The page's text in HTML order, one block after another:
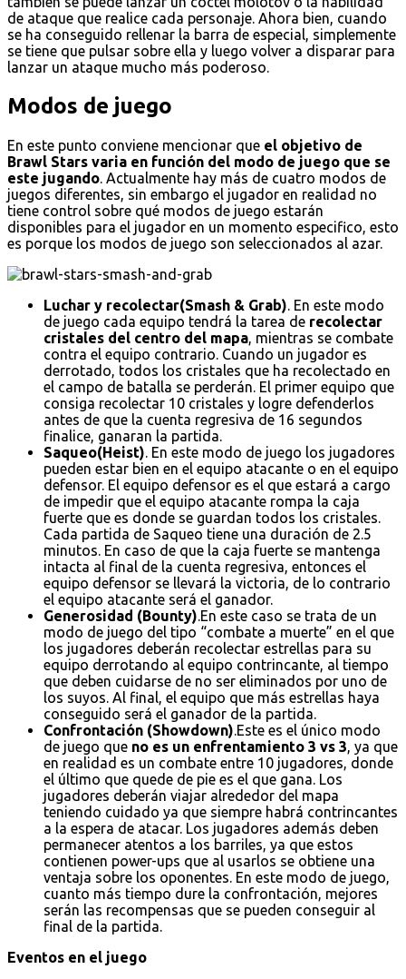
de ataque que realice cada personaje. Ahora bien, cuando
se ha conseguido rellenar la barra de especial, simplemente
se tiene que pulsar sobre ella y luego volver a disparar para
lanzar un ataque mucho más poderoso.
Modos de juego
En este punto conviene mencionar que el objetivo de
Brawl Stars varia en función del modo de juego que se
este jugando. Actualmente hay más de cuatro modos de
juegos diferentes, sin embargo el jugador en realidad no
tiene control sobre qué modos de juego estarán
disponibles para el jugador en un momento especifico, esto
es porque los modos de juego son seleccionados al azar.
Luchar y recolectar(Smash & Grab). En este modo
de juego cada equipo tendrá la tarea de recolectar
cristales del centro del mapa, mientras se combate
contra el equipo contrario. Cuando un jugador es
derrotado, todos los cristales que ha recolectado en
el campo de batalla se perderán. El primer equipo que
consiga recolectar 10 cristales y logre defenderlos
antes de que la cuenta regresiva de 16 segundos
finalice, ganaran la partida.
Saqueo(Heist). En este modo de juego los jugadores
pueden estar bien en el equipo atacante o en el equipo
defensor. El equipo defensor es el que estará a cargo
de impedir que el equipo atacante rompa la caja
fuerte que es donde se guardan todos los cristales.
Cada partida de Saqueo tiene una duración de 2.5
minutos. En caso de que la caja fuerte se mantenga
intacta al final de la cuenta regresiva, entonces el
equipo defensor se llevará la victoria, de lo contrario
el equipo atacante será el ganador.
Generosidad (Bounty).En este caso se trata de un
modo de juego del tipo “combate a muerte” en el que
los jugadores deberán recolectar estrellas para su
equipo derrotando al equipo contrincante, al tiempo
que deben cuidarse de no ser eliminados por uno de
los suyos. Al final, el equipo que más estrellas haya
conseguido será el ganador de la partida.
Confrontación (Showdown).Este es el único modo
de juego que no es un enfrentamiento 3 vs 3, ya que
en realidad es un combate entre 10 jugadores, donde
el último que quede de pie es el que gana. Los
jugadores deberán viajar alrededor del mapa
teniendo cuidado ya que siempre habrá contrincantes
a la espera de atacar. Los jugadores además deben
permanecer atentos a los barriles, ya que estos
contienen power-ups que al usarlos se obtiene una
ventaja sobre los oponentes. En este modo de juego,
cuanto más tiempo dure la confrontación, mejores
serán las recompensas que se pueden conseguir al
final de la partida.
Eventos en el juego